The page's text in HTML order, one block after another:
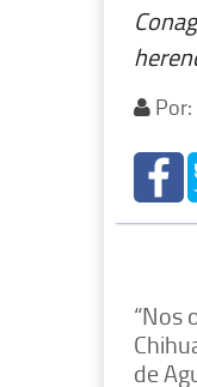
Por:
“Nos
de